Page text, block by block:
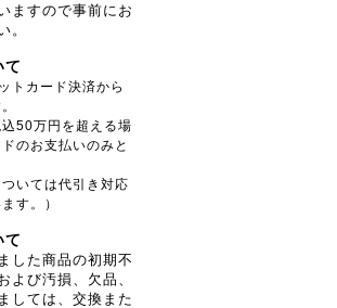
ますので事前にお
。
て
トカード決済から
50万円を超える場
のお支払いのみと
いては代引き対応
す。）
て
した商品の初期不
よび汚損、欠品、
しては、交換また